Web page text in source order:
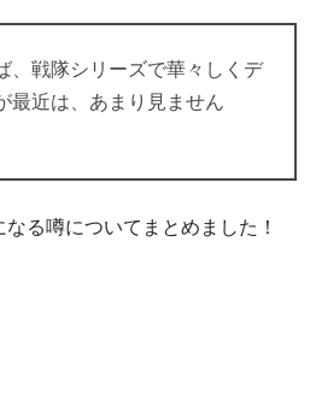
、戦隊シリーズで華々しくデ
最近は、あまり見ません
る噂についてまとめました！